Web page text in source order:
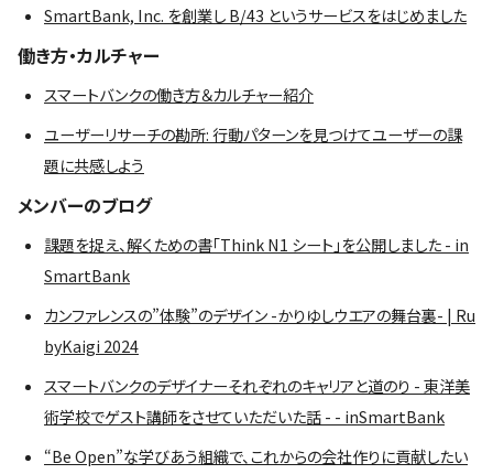
SmartBank, Inc. を創業し B/43 というサービスをはじめました
働き方・カルチャー
スマートバンクの働き方＆カルチャー紹介
ユーザーリサーチの勘所: 行動パターンを見つけてユーザーの課
題に共感しよう
メンバーのブログ
課題を捉え、解くための書「Think N1 シート」を公開しました - in
SmartBank
カンファレンスの”体験”のデザイン -かりゆしウエアの舞台裏- | Ru
byKaigi 2024
スマートバンクのデザイナーそれぞれのキャリアと道のり - 東洋美
術学校でゲスト講師をさせていただいた話 - - inSmartBank
“Be Open”な学びあう組織で、これからの会社作りに貢献したい